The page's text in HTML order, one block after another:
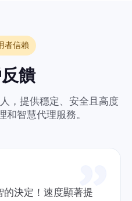
者信賴
饋
，提供穩定、安全且高度
智慧代理服務。
決定！速度顯著提